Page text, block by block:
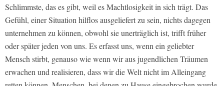
Schlimmste, das es gibt, weil es Machtlosigkeit in sich trägt. Das
Gefühl, einer Situation hilflos ausgeliefert zu sein, nichts dagegen
unternehmen zu können, obwohl sie unerträglich ist, trifft früher
oder später jeden von uns. Es erfasst uns, wenn ein geliebter
Mensch stirbt, genauso wie wenn wir aus jugendlichen Träumen
erwachen und realisieren, dass wir die Welt nicht im Alleingang